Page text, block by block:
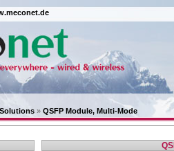
» QSFP Module, Multi-Mode